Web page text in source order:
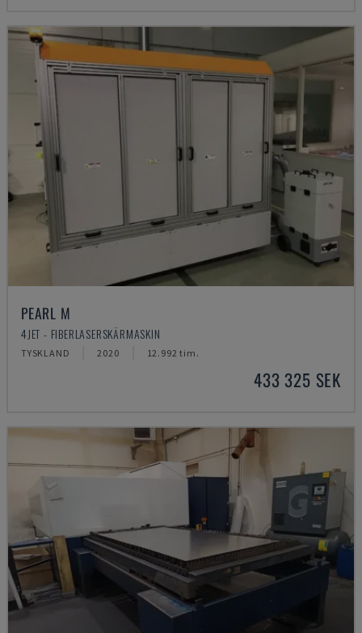
PEARL M
4JET - FIBERLASERSKÄRMASKIN
TYSKLAND 2020 12.992 tim.
433 325 SEK